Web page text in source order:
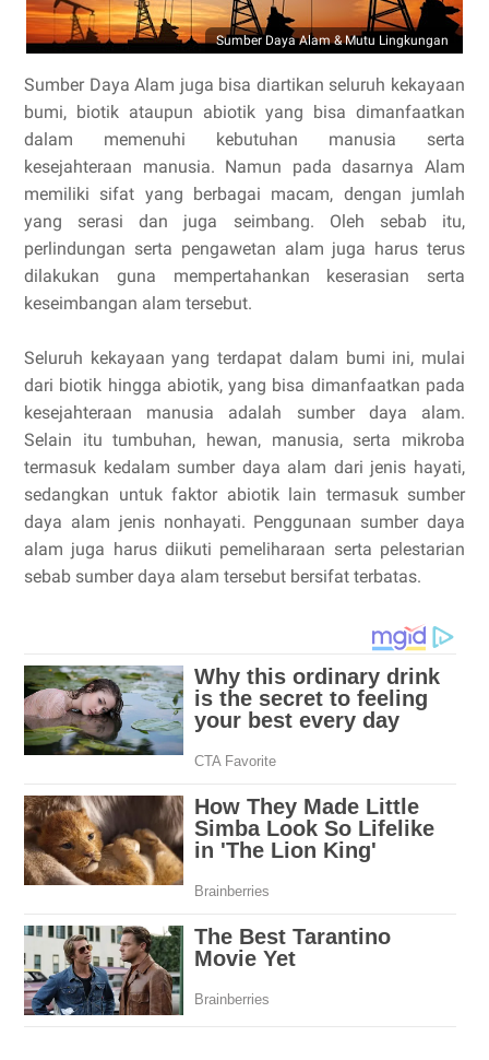
Sumber Daya Alam & Mutu Lingkungan
Sumber Daya Alam juga bisa diartikan seluruh kekayaan
bumi, biotik ataupun abiotik yang bisa dimanfaatkan
dalam memenuhi kebutuhan manusia serta
kesejahteraan manusia. Namun pada dasarnya Alam
memiliki sifat yang berbagai macam, dengan jumlah
yang serasi dan juga seimbang. Oleh sebab itu,
perlindungan serta pengawetan alam juga harus terus
dilakukan guna mempertahankan keserasian serta
keseimbangan alam tersebut.
Seluruh kekayaan yang terdapat dalam bumi ini, mulai
dari biotik hingga abiotik, yang bisa dimanfaatkan pada
kesejahteraan manusia adalah sumber daya alam.
Selain itu tumbuhan, hewan, manusia, serta mikroba
termasuk kedalam sumber daya alam dari jenis hayati,
sedangkan untuk faktor abiotik lain termasuk sumber
daya alam jenis nonhayati. Penggunaan sumber daya
alam juga harus diikuti pemeliharaan serta pelestarian
sebab sumber daya alam tersebut bersifat terbatas.